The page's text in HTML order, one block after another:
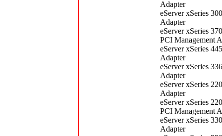
Adapter
eServer xSeries
Adapter
eServer xSeries
PCI Management
eServer xSeries
Adapter
eServer xSeries
Adapter
eServer xSeries
Adapter
eServer xSeries
PCI Management
eServer xSeries
Adapter